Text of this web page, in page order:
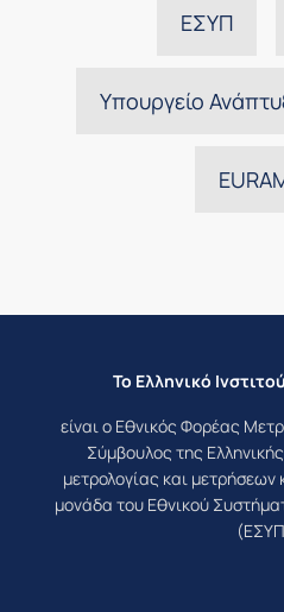
ΕΣΥΠ
Υπουργείο
Το Ελληνικό
είναι ο Εθνικός Φορέας
Σύμβουλος της
μετρολογίας και μετρήσεων
μονάδα του Εθνικού